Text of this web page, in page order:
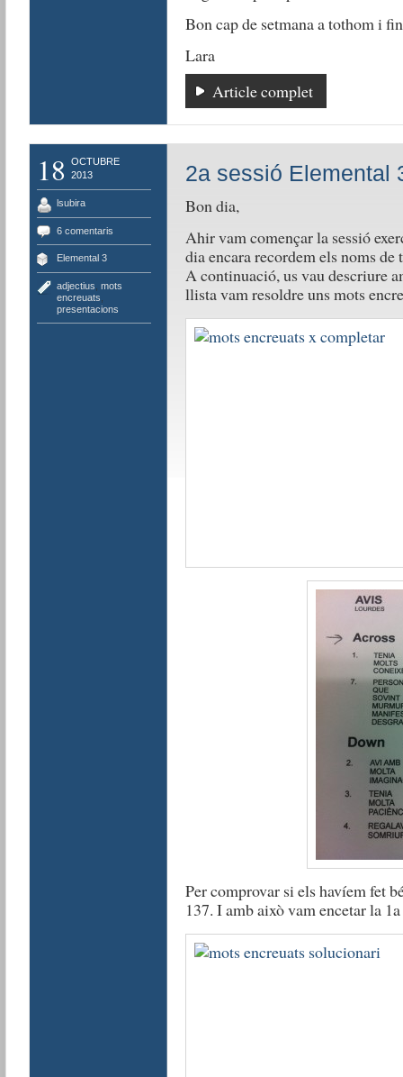
Bon cap de setmana a tothom i
Lara
Article complet
18
OCTUBRE
2013
lsubira
6 comentaris
Elemental 3
adjectius mots
encreuats
presentacions
2a sessió Elemental
Bon dia,
Ahir vam començar la sessió
dia encara recordem els noms
A continuació, us vau descriure
llista vam resoldre uns mots
Per comprovar si els havíem fet
137. I amb això vam encetar la